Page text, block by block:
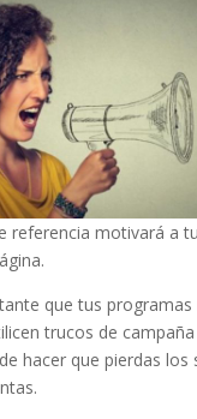
referencia motivará a
que tus programas
trucos de
hacer que pierdas los